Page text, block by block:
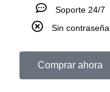
Soporte 24/7
Sin contraseña
Comprar ahora